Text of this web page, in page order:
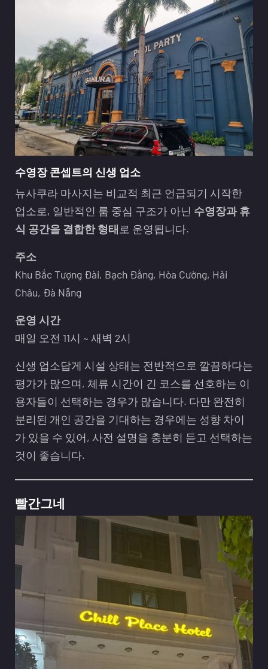
수영장 콘셉트의 신생 업소
뉴사쿠라 마사지는 비교적 최근 언급되기 시작한
업소로, 일반적인 룸 중심 구조가 아닌 수영장과 휴
식 공간을 결합한 형태 로 운영됩니다.
주소
Khu Bắc Tượng Đài, Bạch Đằng, Hòa Cường, Hải
Châu, Đà Nẵng
운영 시간
매일 오전 11시 ~ 새벽 2시
신생 업소답게 시설 상태는 전반적으로 깔끔하다는
평가가 많으며, 체류 시간이 긴 코스를 선호하는 이
용자들이 선택하는 경우가 많습니다. 다만 완전히
분리된 개인 공간을 기대하는 경우에는 성향 차이
가 있을 수 있어, 사전 설명을 충분히 듣고 선택하는
것이 좋습니다.
빨간그네